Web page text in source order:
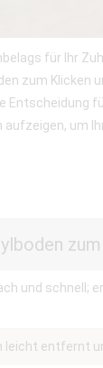
für Ihr
zum Klicken
Entscheidung
um
und schnell;
leicht entfernt